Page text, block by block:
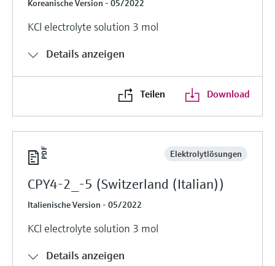
Koreanische Version - 05/2022
KCl electrolyte solution 3 mol
Details anzeigen
Teilen Download
Elektrolytlösungen
CPY4-2_-5 (Switzerland (Italian))
Italienische Version - 05/2022
KCl electrolyte solution 3 mol
Details anzeigen